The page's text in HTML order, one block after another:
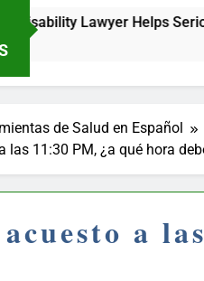
Helps Seriously Ill
de Salud en Español
las 11:30 PM, ¿a qué hora
a